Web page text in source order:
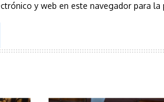
y web en este navegador para la